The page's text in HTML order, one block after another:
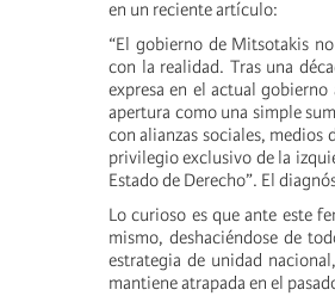
en un reciente artículo:
“El gobierno de Mitsotakis
con la realidad. Tras una
expresa en el actual
apertura como una simple
con alianzas sociales, medios
privilegio exclusivo de la
Estado de Derecho”. El
Lo curioso es que ante este
mismo, deshaciéndose de
estrategia de unidad
mantiene atrapada en el